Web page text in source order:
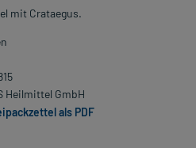
mit Crataegus.
Heilmittel GmbH
als PDF